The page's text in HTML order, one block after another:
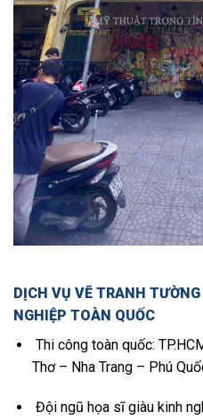
DỊCH VỤ VẼ TRANH
NGHIỆP TOÀN QUỐC
Thi công toàn quốc:
Thơ – Nha Trang – Phú
Đội ngũ họa sĩ giàu kinh